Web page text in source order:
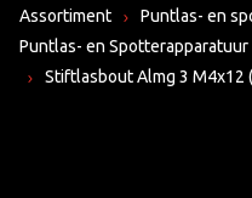
Assortiment Puntlas- en
Puntlas- en Spotterapparatuur
Stiftlasbout Almg 3 M4x12